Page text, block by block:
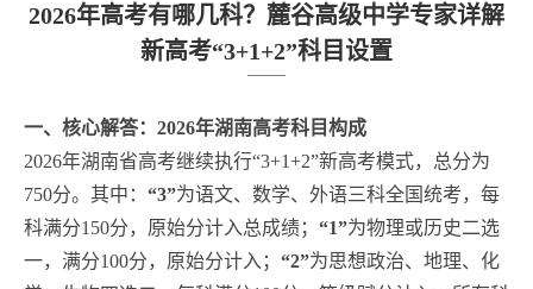
2026年高考有哪几科？麓谷高级中学专家详解
新高考“3+1+2”科目设置
一、核心解答：2026年湖南高考科目构成
2026年湖南省高考继续执行“3+1+2”新高考模式，总分为
750分。其中： “3”为语文、数学、外语三科全国统考，每
科满分150分，原始分计入总成绩； “1”为物理或历史二选
一，满分100分，原始分计入； “2”为思想政治、地理、化